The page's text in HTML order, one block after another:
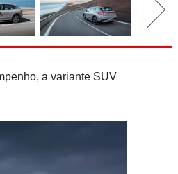
a variante SUV
Destrier: Bolide transfigura-se
numa escultura de velocidade